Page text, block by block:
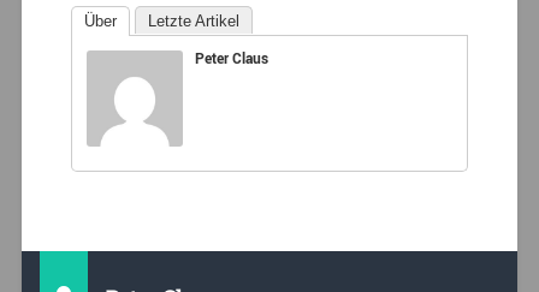
Über Letzte Artikel
Peter Claus